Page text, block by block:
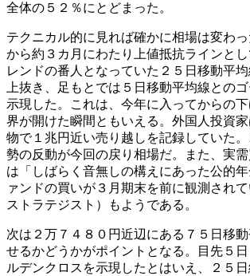
全体の５２％にとどまった。
テクニカル的に見れば確かに相場は変わ
から約３カ月にわたり上値抵抗ラインと
レンドの番人となっていた２５日移動平
上抜き、足もとでは５日移動平均線との
示現した。これは、今年に入ってからの
界が開けた瞬間ともいえる。外国人投資
物で１兆円近い売り越しを記録していた
勢の反動が今回の戻り相場だ。また、実
は「しばらく音無しの構えにあった公的
ァンドの買いが３月期末を前に観測され
ストラテジスト）もようである。
次は２万７４８０円近辺にある７５日移
せるかどうかがポイントとなる。目先５
ルデンクロスを示現したとはいえ、２５